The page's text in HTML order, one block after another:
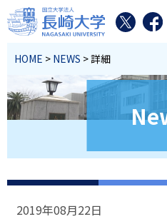
HOME > NEWS > 詳細
2019年08月22日